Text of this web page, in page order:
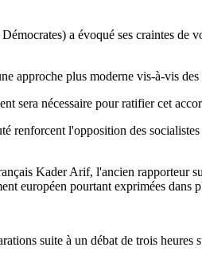
a évoqué ses craintes de
approche plus moderne vis-à-vis
sera nécessaire pour ratifier cet
renforcent l'opposition des
Kader Arif, l'ancien rapporteur
européen pourtant exprimées dans
suite à un débat de trois